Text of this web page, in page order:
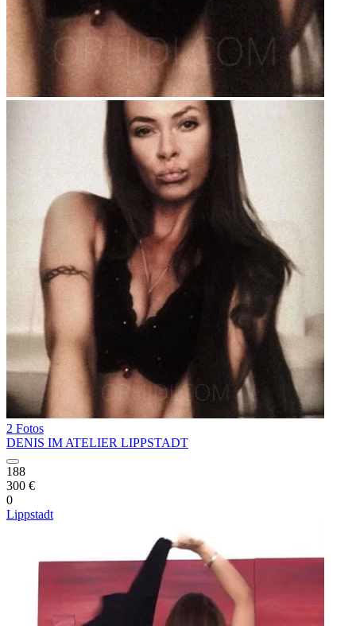
2 Fotos
DENIS IM ATELIER LIPPSTADT
188
300 €
0
Lippstadt